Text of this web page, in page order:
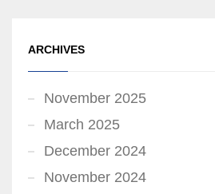
ARCHIVES
November 2025
March 2025
December 2024
November 2024